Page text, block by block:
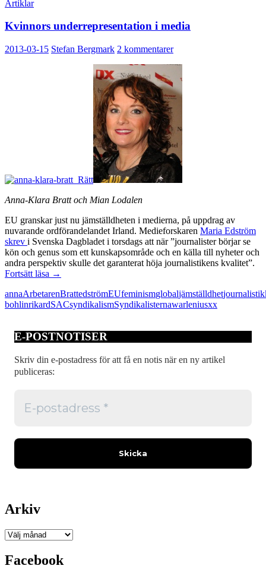
Artiklar
Kvinnors underrepresentation i media
2013-03-15 Stefan Bergmark 2 kommentarer
Anna-Klara Bratt och Mian Lodalen
EU granskar just nu jämställdheten i medierna, på uppdrag av
nuvarande ordförandelandet Irland. Medieforskaren Maria Edström
skrev i Svenska Dagbladet i torsdags att när ”journalister börjar se
kön och genus som ett kunskapsområde och en källa till nyheter och
andra perspektiv skulle det garanterat höja journalistikens kvalitet”.
Fortsätt läsa Kvinnors
i
media
→
annaArbetarenBrattedströmEUfeminismglobaljämställdhetjournalistik
bohlinrikardSACsyndikalismSyndikalisternawarleniusxx
E-POSTNOTISER
Skriv din e-postadress för att få en notis när en ny artikel
publiceras:
Arkiv
Arkiv
Facebook